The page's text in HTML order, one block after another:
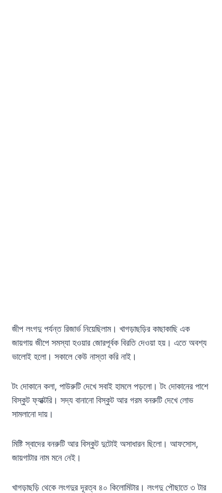
জীপ লংগদু পর্যন্ত রিজার্ভ নিয়েছিলাম। খাগড়াছড়ির কাছাকাছি এক
জায়গায় জীপে সমস্যা হওয়ার জোরপূর্বক বিরতি দেওয়া হয়। এতে অবশ্য
ভালোই হলো। সকালে কেউ নাস্তা করি নাই।
টং দোকানে কলা, পাউরুটি দেখে সবাই হামলে পড়লো। টং দোকানের পাশে
বিস্কুট ফ্যাক্টরি। সদ্য বানানো বিস্কুট আর গরম বনরুটি দেখে লোভ
সামলানো দায়।
মিষ্টি স্বাদের বনরুটি আর বিস্কুট দুটোই অসাধারন ছিলো। আফসোস,
জায়গাটার নাম মনে নেই।
খাগড়াছড়ি থেকে লংগদুর দূরত্ব ৪০ কিলোমিটার। লংগদু পৌছাতে ৩ টার